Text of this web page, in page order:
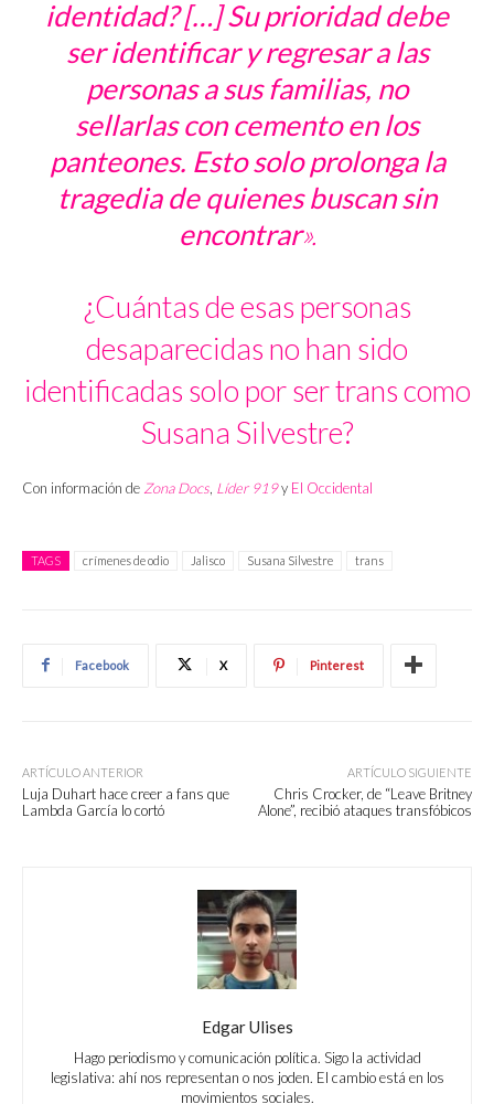
identidad? […] Su prioridad debe
ser identificar y regresar a las
personas a sus familias, no
sellarlas con cemento en los
panteones. Esto solo prolonga la
tragedia de quienes buscan sin
encontrar».
¿Cuántas de esas personas
desaparecidas no han sido
identificadas solo por ser trans como
Susana Silvestre?
Con información de Zona Docs Líder 919y El Occidental
TAGS crímenes de odio Jalisco Susana Silvestre trans
Facebook X Pinterest
ARTÍCULO ANTERIOR
Luja Duhart hace creer a fans que
Lambda García lo cortó
ARTÍCULO SIGUIENTE
Chris Crocker, de “Leave Britney
Alone”, recibió ataques transfóbicos
Edgar Ulises
Hago periodismo y comunicación política. Sigo la actividad
legislativa: ahí nos representan o nos joden. El cambio está en los
movimientos sociales.